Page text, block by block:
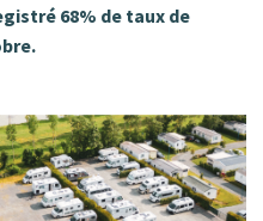
68% de taux de